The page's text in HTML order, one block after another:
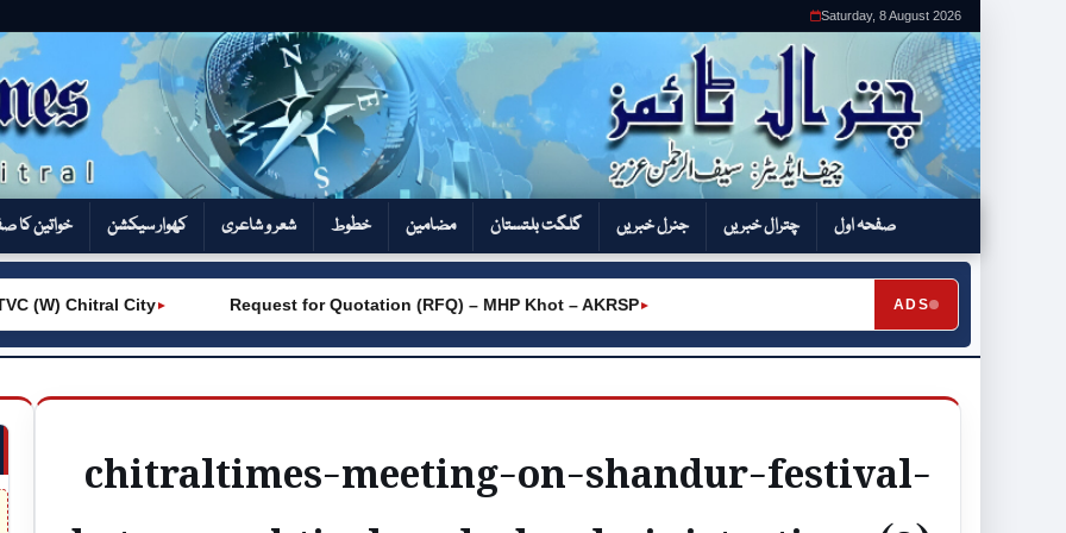
Saturday, 8 August 2026
صفحہ اول چترال خبریں جنرل خبریں گلگت بلتستان مضامین خطوط شعر و شاعری کھوار سیکشن‎ خواتین کا
ADS
►
Request for Quotation (RFQ) – MHP Khot – AKRSP
►
(W) Chitral City
chitraltimes-meeting-on-shandur-festival-